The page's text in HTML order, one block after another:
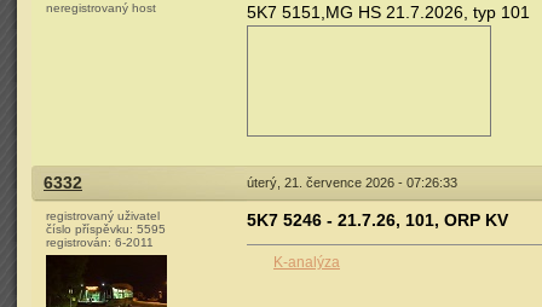
neregistrovaný host 5K7 5151,MG HS 21.7.2026, typ 101
6332 úterý, 21. července 2026 - 07:26:33
registrovaný uživatel
číslo příspěvku: 5595
registrován: 6-2011
5K7 5246 - 21.7.26, 101, ORP KV
K-analýza